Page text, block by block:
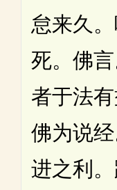
怠来久
死。佛
者于法有
佛为说
进之利